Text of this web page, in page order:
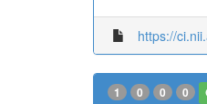
https://
1 0 0 0